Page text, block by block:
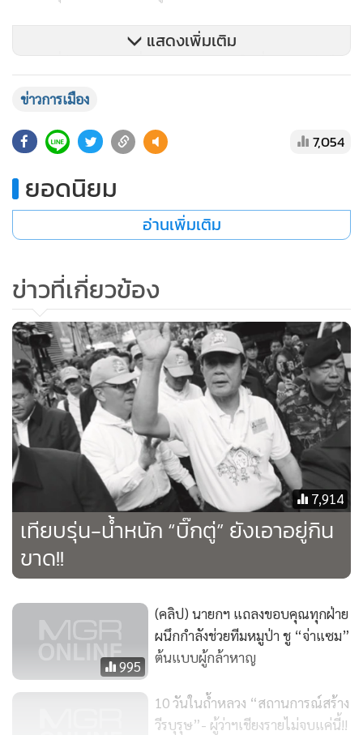
ป่าย ก็อุตส่่าห์อาสามาช่วยด้วยใจเกินร้อย มาจากทุกภูมิภาค ใต้
ขึ้นเหนือ กลางมาเหนือ หรืออีสานมาเหนือ เรียกว่ามาช่วยกันทุก
จังหวัด มากันด้วยใจแม้จะต้องเสียรายได้ เสียเงินเสียทองเท่าไหร่
ก็ยอม แบบนี้ไม่เรียกว่ามหัศจรรย์แล้วจะเรียกว่าอะไร และอย่าได้
แปลกใจที่พวกอาสาสมัครชาวต่างชาติ นักข่าวฝรั่งยังอึ้ง สุด
ประทับใจกับ “ประเทศไทย” ที่มีแบบนี้ที่เดียวในโลก
วงการ ผู้นำ นักกีฬาต่างติดตามข่าวการช่วยเหลือ และเอาใจช่วย
เอาเป็นว่ามองในมุมหนึ่งจะเห็นว่าจากเหตุการณ์คราวนี้ ทำให้ทั่ว
โลกรู้จักประเทศไทย ได้รู้จักคนไทยอย่างที่ไม่เคยปรากฏมาก่อน
แบบที่ว่าแม้จะทุ่มงบประมาณประชาสัมพันธ์สักอีกกี่หมื่นล้านก็
คงไม่ได้ผลเท่านี้แน่นอน
ดังนั้น หากมองไปในด้านอื่นๆ ที่ได้มาแบบที่ไม่คาดหมาย ก็คือ
ชื่อเสียง น้ำใจคนไทยที่สร้างความประทับใจไปทั่วโลก ขณะ
เดียวกัน ภายในประเทศก็จะเป็นการสร้าง “ความสามัคคี” ร่วม
แรงร่วมใจกันอย่างที่ไม่ค่อยได้เห็นนัก
ขณะเดียวกัน ในมุมของฝ่ายรัฐบาลบ้าง ในมุมของ
พล.อ.ประยุทธ์ จันทร์โอชา ก็ต้องบอกว่า “คาดไม่ถึง” เหมือนกัน
เพราะจากวิกฤตในถ้ำหลวงดังกล่าว ทำให้สายตาคนไทยลืมเรื่อง
การเมืองไปชั่วคราว ซึ่งแน่นอนว่าย่อมต้องเป็นผลดีกับฝ่าย
รัฐบาล เพราะก่อนหน้านั้น เริ่มโดนถล่มจากฝ่ายตรงข้ามมากขึ้น
เรื่อยๆ แต่จากเหตุการณ์ที่ถ้ำหลวงในช่วงที่ผ่านมา บทบาทของ
ผู้นำรัฐบาล คือ พล.อ.ประยุทธ์ จันทร์โอชา ก็สร้างภาวะผู้นำใน
ทางบวกได้ค่อนข้างดี การเดินทางไปพื้นที่ก็วางตัวได้อย่าง
แสดงเพิ่มเติม
ข่าวการเมือง
7,054
ยอดนิยม
อ่านเพิ่มเติม
ข่าวที่เกี่ยวข้อง
7,914
เทียบรุ่น-น้ำหนัก “บิ๊กตู่” ยังเอาอยู่กิน
ขาด!!
995
(คลิป) นายกฯ แถลงขอบคุณทุกฝ่าย
ผนึกกำลังช่วยทีมหมูป่า ชู “จ่าแซม”
ต้นแบบผู้กล้าหาญ
10 วันในถ้ำหลวง “สถานการณ์สร้าง
วีรบุรุษ”- ผู้ว่าฯเชียงรายไม่จบแค่นี้!!